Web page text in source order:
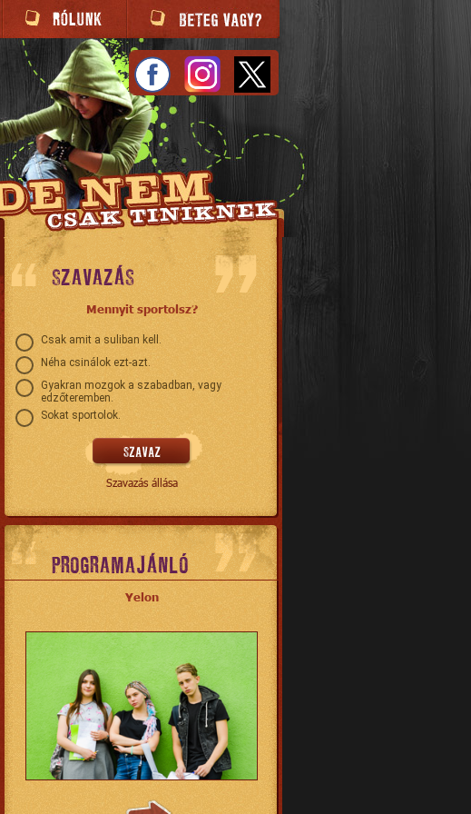
SZAVAZÁS
Mennyit sportolsz?
Csak amit a suliban kell.
Néha csinálok ezt-azt.
Gyakran mozgok a szabadban, vagy
edzőteremben.
Sokat sportolok.
Szavazás állása
PROGRAMAJÁNLÓ
Yelon